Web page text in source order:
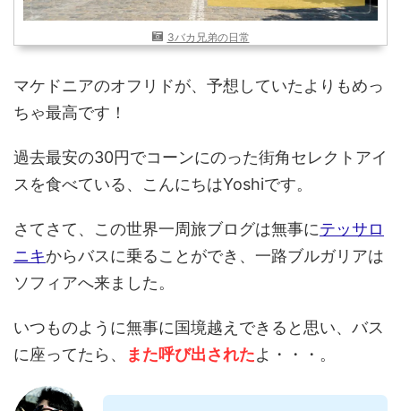
検索
3バカ兄弟の日常
マケドニアのオフリドが、予想していたよりもめっ
ちゃ最高です！
過去最安の30円でコーンにのった街角セレクトアイ
スを食べている、こんにちはYoshiです。
さてさて、この世界一周旅ブログは無事にテッサロ
ニキからバスに乗ることができ、一路ブルガリアは
ソフィアへ来ました。
いつものように無事に国境越えできると思い、バス
に座ってたら、
また呼び出されたよ・・・。